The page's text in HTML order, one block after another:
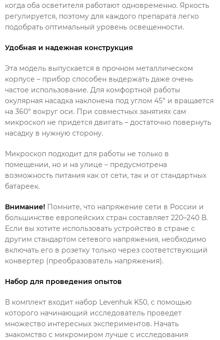
когда оба осветителя работают одновременно. Яркость
регулируется, поэтому для каждого препарата легко
подобрать оптимальный уровень освещенности.
Удобная и надежная конструкция
Эта модель выпускается в прочном металлическом
корпусе – прибор способен выдержать даже очень
частое использование. Для комфортной работы
окулярная насадка наклонена под углом 45° и вращается
на 360° вокруг оси. При совместных занятиях сам
микроскоп не придется двигать – достаточно повернуть
насадку в нужную сторону.
Микроскоп подходит для работы не только в
помещении, но и на улице – предусмотрена
возможность питания как от сети, так и от стандартных
батареек.
Внимание! Помните, что напряжение сети в России и
большинстве европейских стран составляет 220–240 В.
Если вы хотите использовать устройство в стране с
другим стандартом сетевого напряжения, необходимо
включать его в розетку только через соответствующий
конвертер (преобразователь напряжения).
Набор для проведения опытов
В комплект входит набор Levenhuk K50, с помощью
которого начинающий исследователь проведет
множество интересных экспериментов. Начать
знакомство с микромиром лучше с исследования